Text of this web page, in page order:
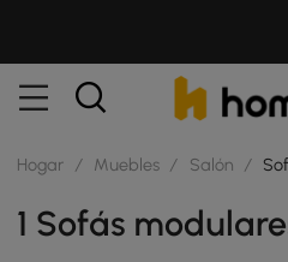
Hogar / Muebles / Salón /
1 Sofás